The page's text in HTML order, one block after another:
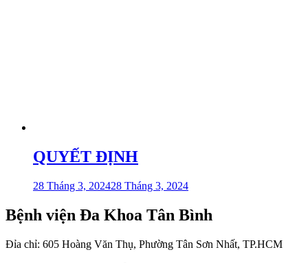
QUYẾT ĐỊNH
28 Tháng 3, 202428 Tháng 3, 2024
Bệnh viện Đa Khoa Tân Bình
Đỉa chỉ: 605 Hoàng Văn Thụ, Phường Tân Sơn Nhất, TP.HCM